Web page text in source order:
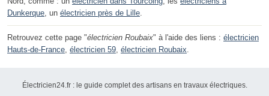
Dunkerque , un électricien près de Lille
Retrouvez cette page "électricien Roubaix" à l'aide des liens : électricien
Hauts-de-France électricien 59 électricien Roubaix
Électricien24.fr : le guide complet des artisans en travaux électriques.